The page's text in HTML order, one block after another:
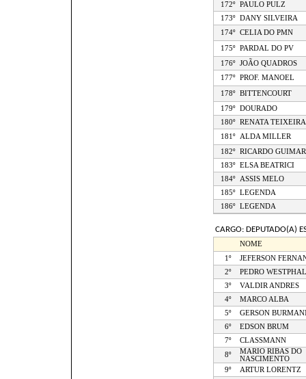
172º
PAULO PULZ
173º
DANY SILVEIRA
174º
CELIA DO PMN
175º
PARDAL DO PV
176º
JOÃO QUADROS
177º
PROF. MANOEL
178º
BITTENCOURT
179º
DOURADO
180º
RENATA TEIXEIRA
181º
ALDA MILLER
182º
RICARDO
183º
ELSA BEATRICI
184º
ASSIS MELO
185º
LEGENDA
186º
LEGENDA
CARGO: DEPUTADO(A)
NOME
1º
JEFERSON
2º
PEDRO
3º
VALDIR ANDRES
4º
MARCO ALBA
5º
GERSON
6º
EDSON BRUM
7º
CLASSMANN
8º
MARIO RIBAS DO
NASCIMENTO
9º
ARTUR LORENTZ